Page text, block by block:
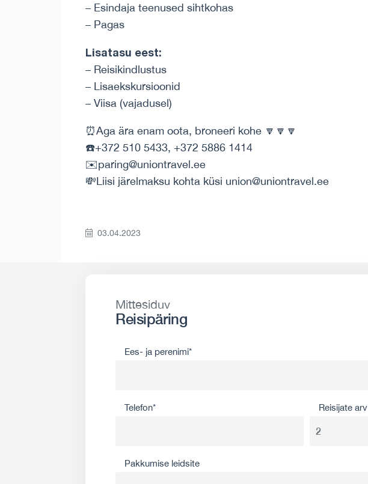
– Esindaja teenused sihtkohas
– Pagas
Lisatasu eest:
– Reisikindlustus
– Lisaekskursioonid
– Viisa (vajadusel)
⏰Aga ära enam oota, broneeri kohe 🔽🔽🔽
☎️+372 510 5433, +372 5886 1414
✉️paring@uniontravel.ee
💸Liisi järelmaksu kohta küsi union@uniontravel.ee
03.04.2023
Mittesiduv
Reisipäring
Ees- ja perenimi*
Telefon* Reisijate arv
Pakkumise leidsite